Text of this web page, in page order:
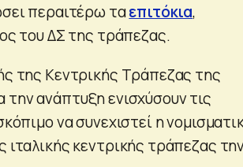
περαιτέρω ταεπιτόκια,
του ΔΣ της τράπεζας.
της Κεντρικής Τράπεζας της
την ανάπτυξη ενισχύσουν τις
να συνεχιστεί η
κεντρικής τράπεζας